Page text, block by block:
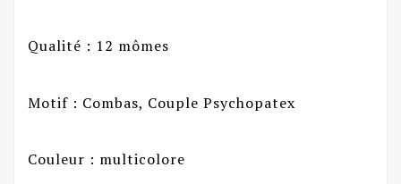
Qualité : 12 mômes
Motif : Combas, Couple Psychopatex
Couleur : multicolore